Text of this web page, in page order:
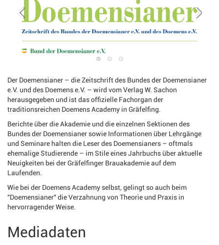
Der Doemensianer – die Zeitschrift des Bundes der Doemensianer
e.V. und des Doemens e.V. – wird vom Verlag W. Sachon
herausgegeben und ist das offizielle Fachorgan der
traditionsreichen Doemens Academy in Gräfelfing.
Berichte über die Akademie und die einzelnen Sektionen des
Bundes der Doemensianer sowie Informationen über Lehrgänge
und Seminare halten die Leser des Doemensianers – oftmals
ehemalige Studierende – im Stile eines Jahrbuchs über aktuelle
Neuigkeiten bei der Gräfelfinger Brauakademie auf dem
Laufenden.
Wie bei der Doemens Academy selbst, gelingt so auch beim
"Doemensianer" die Verzahnung von Theorie und Praxis in
hervorragender Weise.
Mediadaten